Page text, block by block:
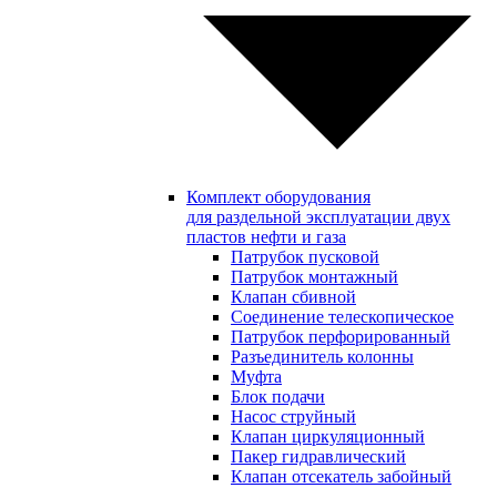
Комплект оборудования
для раздельной эксплуатации двух
пластов нефти и газа
Патрубок пусковой
Патрубок монтажный
Клапан сбивной
Соединение телескопическое
Патрубок перфорированный
Разъединитель колонны
Муфта
Блок подачи
Насос струйный
Клапан циркуляционный
Пакер гидравлический
Клапан отсекатель забойный